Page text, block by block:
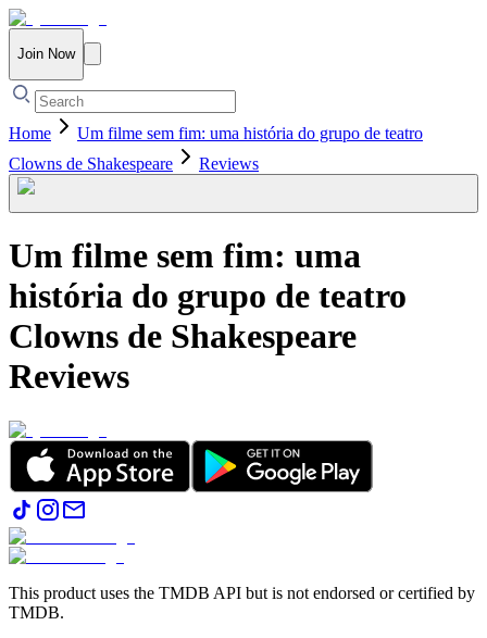
Join Now
Home
Um filme sem fim: uma história do grupo de teatro
Clowns de Shakespeare
Reviews
Um filme sem fim: uma
história do grupo de teatro
Clowns de Shakespeare
Reviews
This product uses the TMDB API but is not endorsed or certified by
TMDB.